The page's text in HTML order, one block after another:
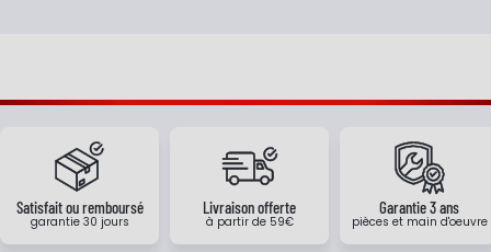
Satisfait ou remboursé
garantie 30 jours
Livraison offerte
à partir de 59€
Garantie 3 ans
pièces et main d'oeuvre